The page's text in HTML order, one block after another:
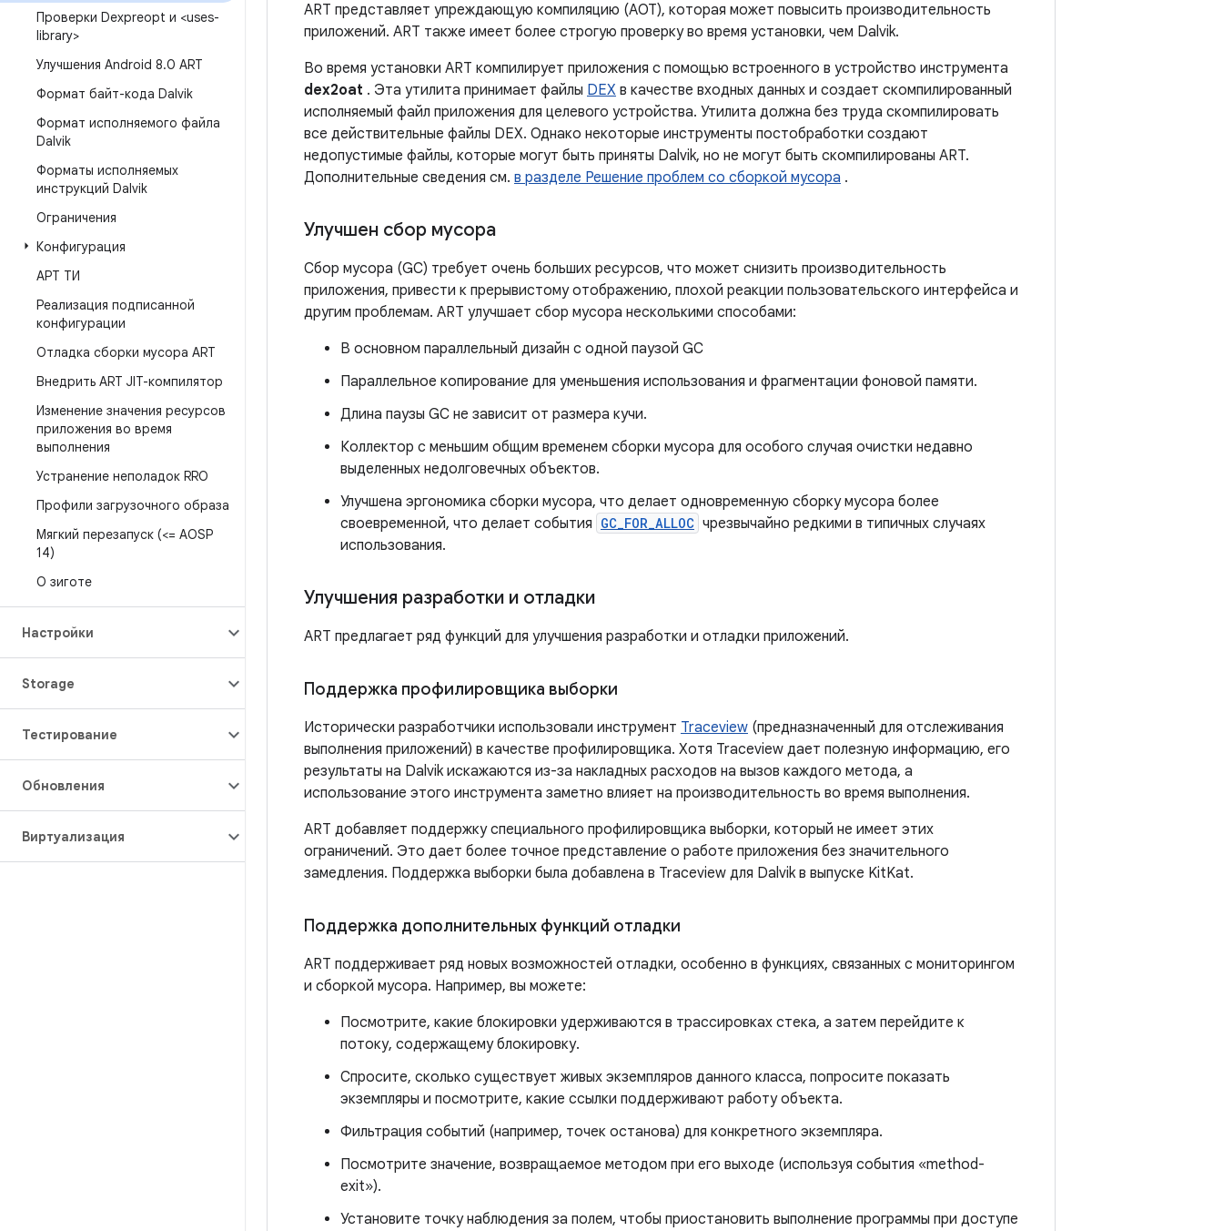
Проверки Dexpreopt и <uses-
library>
Улучшения Android 8.0 ART
Формат байт-кода Dalvik
Формат исполняемого файла
Dalvik
Форматы исполняемых
инструкций Dalvik
Ограничения
Конфигурация
АРТ ТИ
Реализация подписанной
конфигурации
Отладка сборки мусора ART
Внедрить ART JIT-компилятор
Изменение значения ресурсов
приложения во время
выполнения
Устранение неполадок RRO
Профили загрузочного образа
Мягкий перезапуск (<= AOSP
14)
О зиготе
Настройки
Storage
Тестирование
Обновления
Виртуализация
ART представляет упреждающую компиляцию (AOT), которая может повысить производительность
приложений. ART также имеет более строгую проверку во время установки, чем Dalvik.
Во время установки ART компилирует приложения с помощью встроенного в устройство инструмента
dex2oat . Эта утилита принимает файлы DEX в качестве входных данных и создает скомпилированный
исполняемый файл приложения для целевого устройства. Утилита должна без труда скомпилировать
все действительные файлы DEX. Однако некоторые инструменты постобработки создают
недопустимые файлы, которые могут быть приняты Dalvik, но не могут быть скомпилированы ART.
Дополнительные сведения см. в разделе Решение проблем со сборкой мусора .
Улучшен сбор мусора
Сбор мусора (GC) требует очень больших ресурсов, что может снизить производительность
приложения, привести к прерывистому отображению, плохой реакции пользовательского интерфейса и
другим проблемам. ART улучшает сбор мусора несколькими способами:
В основном параллельный дизайн с одной паузой GC
Параллельное копирование для уменьшения использования и фрагментации фоновой памяти.
Длина паузы GC не зависит от размера кучи.
Коллектор с меньшим общим временем сборки мусора для особого случая очистки недавно
выделенных недолговечных объектов.
Улучшена эргономика сборки мусора, что делает одновременную сборку мусора более
своевременной, что делает события GC_FOR_ALLOC чрезвычайно редкими в типичных случаях
использования.
Улучшения разработки и отладки
ART предлагает ряд функций для улучшения разработки и отладки приложений.
Поддержка профилировщика выборки
Исторически разработчики использовали инструмент Traceview (предназначенный для отслеживания
выполнения приложений) в качестве профилировщика. Хотя Traceview дает полезную информацию, его
результаты на Dalvik искажаются из-за накладных расходов на вызов каждого метода, а
использование этого инструмента заметно влияет на производительность во время выполнения.
ART добавляет поддержку специального профилировщика выборки, который не имеет этих
ограничений. Это дает более точное представление о работе приложения без значительного
замедления. Поддержка выборки была добавлена ​​в Traceview для Dalvik в выпуске KitKat.
Поддержка дополнительных функций отладки
ART поддерживает ряд новых возможностей отладки, особенно в функциях, связанных с мониторингом
и сборкой мусора. Например, вы можете:
Посмотрите, какие блокировки удерживаются в трассировках стека, а затем перейдите к
потоку, содержащему блокировку.
Спросите, сколько существует живых экземпляров данного класса, попросите показать
экземпляры и посмотрите, какие ссылки поддерживают работу объекта.
Фильтрация событий (например, точек останова) для конкретного экземпляра.
Посмотрите значение, возвращаемое методом при его выходе (используя события «method-
exit»).
Установите точку наблюдения за полем, чтобы приостановить выполнение программы при доступе